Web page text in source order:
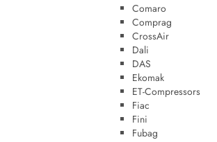
Comaro
Comprag
CrossAir
Dali
DAS
Ekomak
ET-Compressors
Fiac
Fini
Fubag